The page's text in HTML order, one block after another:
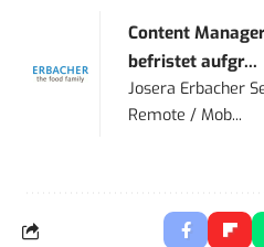
Content
befristet aufgr...
Josera Erbacher
Remote / Mob...